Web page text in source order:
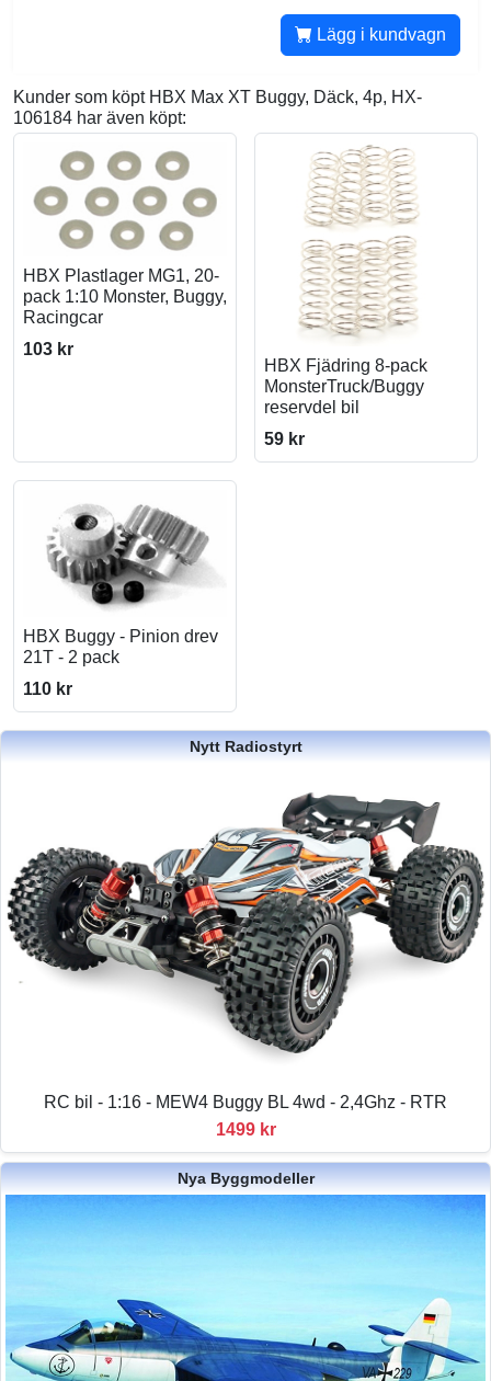
Lägg i kundvagn
Kunder som köpt HBX Max XT Buggy, Däck, 4p, HX-
106184 har även köpt:
HBX Plastlager MG1, 20-
pack 1:10 Monster, Buggy,
Racingcar
103 kr
HBX Fjädring 8-pack
MonsterTruck/Buggy
reservdel bil
59 kr
HBX Buggy - Pinion drev
21T - 2 pack
110 kr
Nytt Radiostyrt
RC bil - 1:16 - MEW4 Buggy BL 4wd - 2,4Ghz - RTR
1499 kr
Nya Byggmodeller